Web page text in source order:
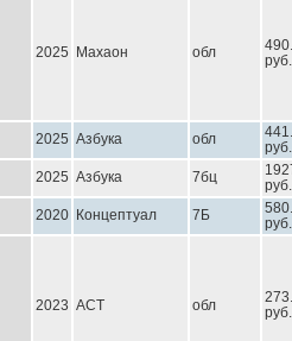
2025 Махаон обл
руб.
2025 Азбука обл
руб.
2025 Азбука 7бц
руб.
2020 Концептуал 7Б
руб.
2023 АСТ обл
руб.